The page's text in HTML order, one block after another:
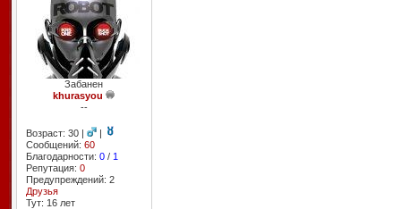
Забанен
khurasyou
--
Возраст: 30 |
|
Сообщений: 60
Благодарности: 0/ 1
Репутация: 0
Предупреждений: 2
Друзья
Тут: 16 лет